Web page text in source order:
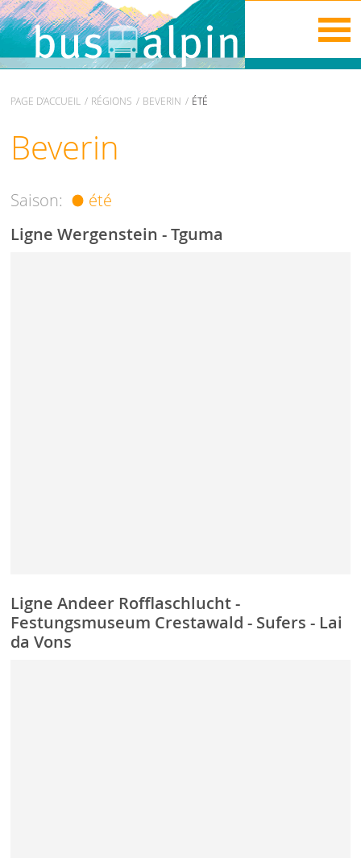
PAGE D'ACCUEIL RÉGIONS BEVERIN ÉTÉ
Beverin
Saison: été
Ligne Wergenstein - Tguma
Ligne Andeer Rofflaschlucht -
Festungsmuseum Crestawald - Sufers - Lai
da Vons